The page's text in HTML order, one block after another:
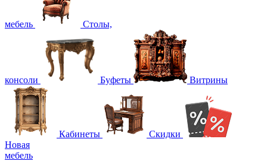
мебель Столы,
консоли Буфеты Витрины
Кабинеты
Скидки
Новая
мебель